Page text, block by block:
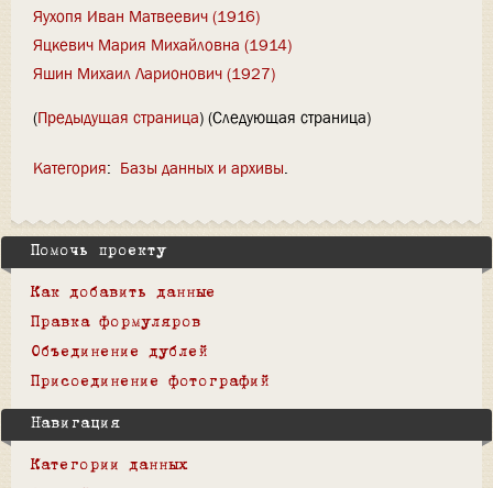
Яухопя Иван Матвеевич (1916)
Яцкевич Мария Михайловна (1914)
Яшин Михаил Ларионович (1927)
(Предыдущая страница) (Следующая страница)
Категория: Базы данных и архивы
Помочь проекту
Как добавить данные
Правка формуляров
Объединение дублей
Присоединение фотографий
Навигация
Категории данных